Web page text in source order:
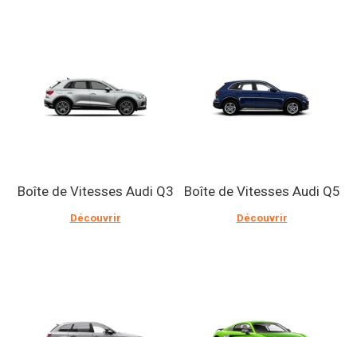
Boîte de Vitesses Audi Q3
Découvrir
Boîte de Vitesses Audi Q5
Découvrir